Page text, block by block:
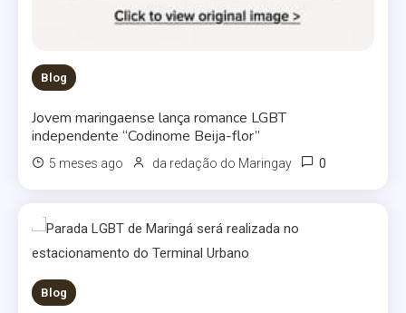
Blog
Jovem maringaense lança romance LGBT
independente “Codinome Beija-flor”
5 meses ago da redação do Maringay 0
Blog